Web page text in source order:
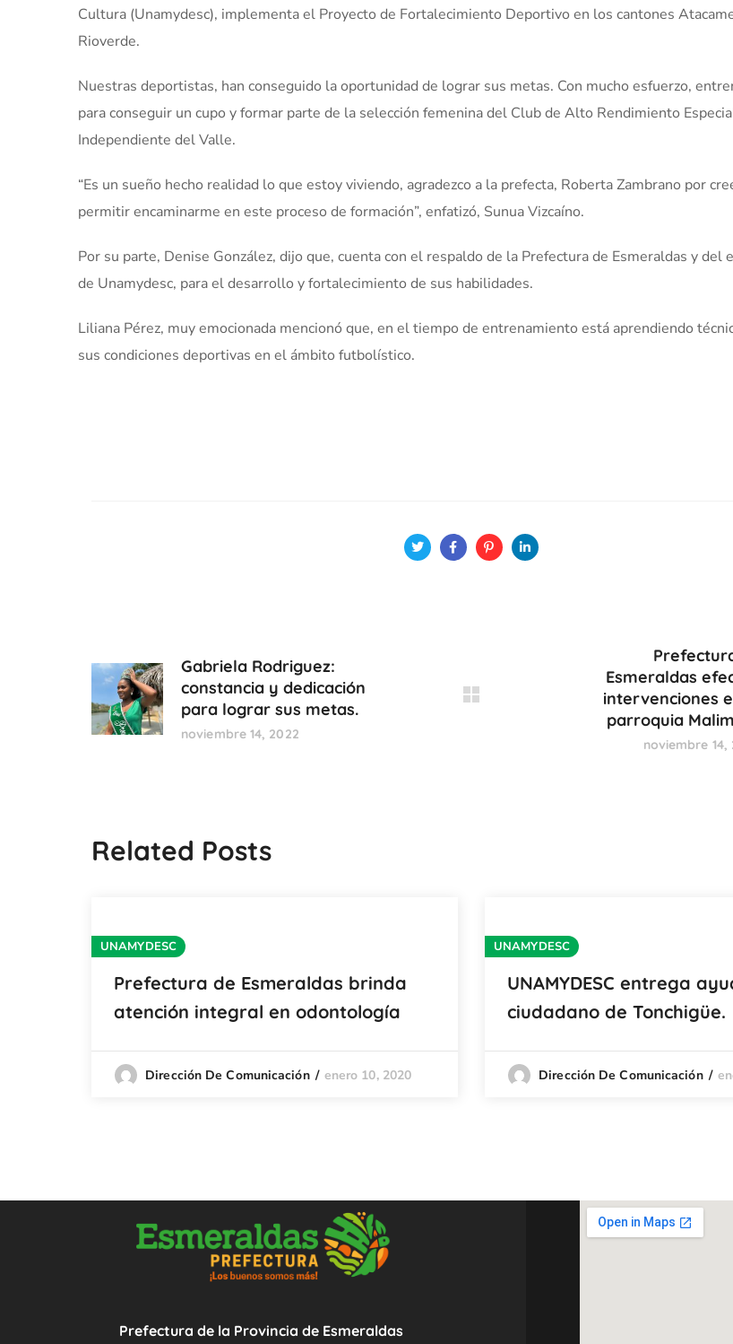
Cultura (Unamydesc), implementa el Proyecto de Fortalecimiento Deportivo en los cantones
Rioverde.
Nuestras deportistas, han conseguido la oportunidad de lograr sus metas. Con mucho esfuerzo,
para conseguir un cupo y formar parte de la selección femenina del Club de Alto Rendimiento
Independiente del Valle.
“Es un sueño hecho realidad lo que estoy viviendo, agradezco a la prefecta, Roberta Zambrano por
permitir encaminarme en este proceso de formación”, enfatizó, Sunua Vizcaíno.
Por su parte, Denise González, dijo que, cuenta con el respaldo de la Prefectura de Esmeraldas y del
de Unamydesc, para el desarrollo y fortalecimiento de sus habilidades.
Liliana Pérez, muy emocionada mencionó que, en el tiempo de entrenamiento está aprendiendo
sus condiciones deportivas en el ámbito futbolístico.
Gabriela Rodriguez:
constancia y dedicación
para lograr sus metas.
noviembre 14, 2022
Esmeraldas
intervenciones
parroquia
noviembre 14,
Related Posts
UNAMYDESC
Prefectura de Esmeraldas brinda
atención integral en odontología
Dirección De Comunicación enero 10, 2020
UNAMYDESC
UNAMYDESC entrega
ciudadano de Tonchigüe.
Dirección De Comunicación
Prefectura de la Provincia de Esmeraldas